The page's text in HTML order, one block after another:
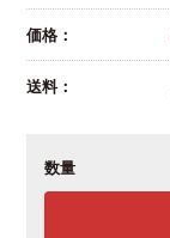
価格：
送料：
数量